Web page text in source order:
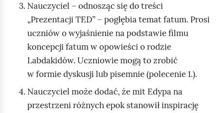
Nauczyciel – odnosząc się do treści
„Prezentacji TED” – pogłębia temat fatum. Prosi
uczniów o wyjaśnienie na podstawie filmu
koncepcji fatum w opowieści o rodzie
Labdakidów. Uczniowie mogą to zrobić
w formie dyskusji lub pisemnie (polecenie 1.).
Nauczyciel może dodać, że mit Edypa na
przestrzeni różnych epok stanowił inspirację